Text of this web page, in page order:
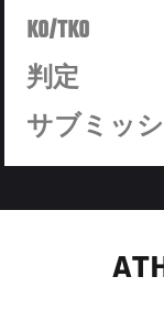
KO/TKO
判定
サブミッ